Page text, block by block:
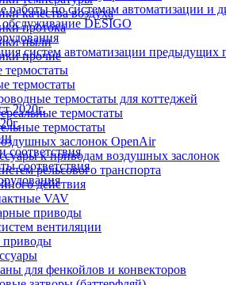
по системам автоматизации и
DESIGO
систем автоматизации
2020г.
соответствия
соответствия
качества воздуха
протока
пыли
прочие
термостаты
термостаты для коттеджей
термостаты
термостаты
заслонок OpenAir
к приводам воздушных заслонок
рельсового транспорта
действия
VAV
приводы
вентиляции
для фенкойлов и конвекторов